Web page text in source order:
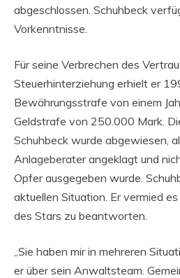
abgeschlossen. Schuhbeck
Vorkenntnisse.
Für seine Verbrechen des
Steuerhinterziehung erhielt er
Bewährungsstrafe von einem
Geldstrafe von 250.000 Mark.
Schuhbeck wurde abgewiesen,
Anlageberater angeklagt und
Opfer ausgegeben wurde.
aktuellen Situation. Er vermied
des Stars zu beantworten.
„Sie haben mir in mehreren
er über sein Anwaltsteam.